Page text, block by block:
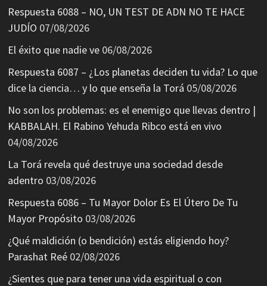
Respuesta 6088 – NO, UN TEST DE ADN NO TE HACE
JUDÍO 07/08/2026
El éxito que nadie ve 06/08/2026
Respuesta 6087 – ¿Los planetas deciden tu vida? Lo que
dice la ciencia… y lo que enseña la Torá 05/08/2026
No son los problemas: es el enemigo que llevas dentro |
KABBALAH. El Rabino Yehuda Ribco está en vivo
04/08/2026
La Torá revela qué destruye una sociedad desde
adentro 03/08/2026
Respuesta 6086 – Tu Mayor Dolor Es El Útero De Tu
Mayor Propósito 03/08/2026
¿Qué maldición (o bendición) estás eligiendo hoy?
Parashat Reé 02/08/2026
¿Sientes que para tener una vida espiritual o con